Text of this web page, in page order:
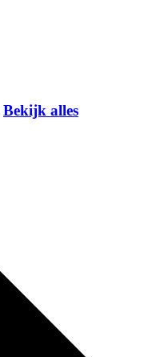
Bekijk alles